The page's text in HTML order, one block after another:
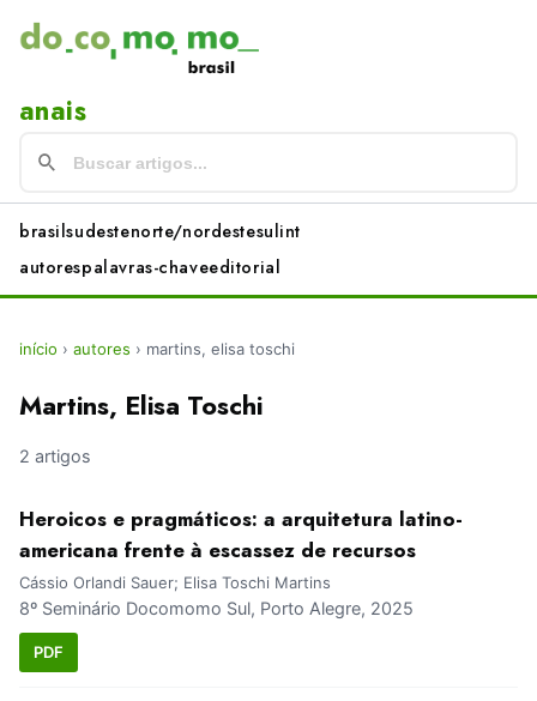
anais
brasilsudestenorte/nordestesulint
autorespalavras-chaveeditorial
início › autores › martins, elisa toschi
Martins, Elisa Toschi
2 artigos
Heroicos e pragmáticos: a arquitetura latino-
americana frente à escassez de recursos
Cássio Orlandi Sauer; Elisa Toschi Martins
8º Seminário Docomomo Sul, Porto Alegre, 2025
PDF